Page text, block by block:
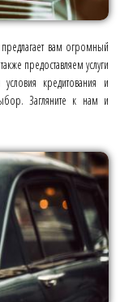
вам огромный
предоставляем услуги
кредитования и
Загляните к нам и